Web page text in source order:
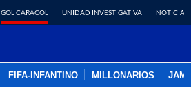
GOL CARACOL UNIDAD INVESTIGATIVA NOTICIAS
FIFA-INFANTINO MILLONARIOS